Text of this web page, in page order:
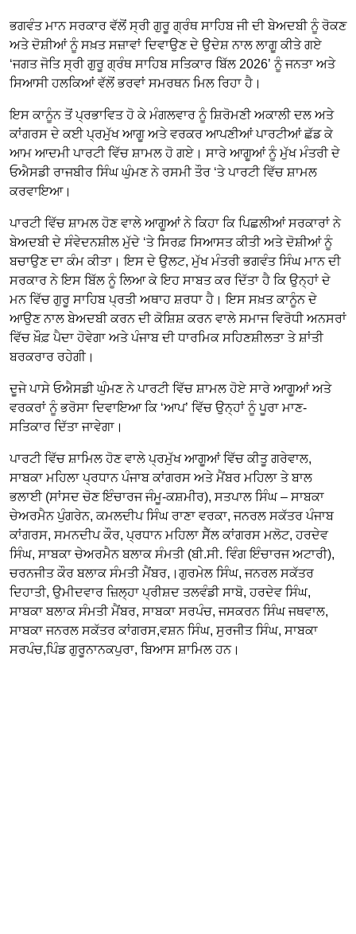
ਭਗਵੰਤ ਮਾਨ ਸਰਕਾਰ ਵੱਲੋਂ ਸ੍ਰੀ ਗੁਰੂ ਗ੍ਰੰਥ ਸਾਹਿਬ ਜੀ ਦੀ ਬੇਅਦਬੀ ਨੂੰ ਰੋਕਣ
ਅਤੇ ਦੋਸ਼ੀਆਂ ਨੂੰ ਸਖ਼ਤ ਸਜ਼ਾਵਾਂ ਦਿਵਾਉਣ ਦੇ ਉਦੇਸ਼ ਨਾਲ ਲਾਗੂ ਕੀਤੇ ਗਏ
‘ਜਗਤ ਜੋਤਿ ਸ੍ਰੀ ਗੁਰੂ ਗ੍ਰੰਥ ਸਾਹਿਬ ਸਤਿਕਾਰ ਬਿੱਲ 2026’ ਨੂੰ ਜਨਤਾ ਅਤੇ
ਸਿਆਸੀ ਹਲਕਿਆਂ ਵੱਲੋਂ ਭਰਵਾਂ ਸਮਰਥਨ ਮਿਲ ਰਿਹਾ ਹੈ।
ਇਸ ਕਾਨੂੰਨ ਤੋਂ ਪ੍ਰਭਾਵਿਤ ਹੋ ਕੇ ਮੰਗਲਵਾਰ ਨੂੰ ਸ਼ਿਰੋਮਣੀ ਅਕਾਲੀ ਦਲ ਅਤੇ
ਕਾਂਗਰਸ ਦੇ ਕਈ ਪ੍ਰਮੁੱਖ ਆਗੂ ਅਤੇ ਵਰਕਰ ਆਪਣੀਆਂ ਪਾਰਟੀਆਂ ਛੱਡ ਕੇ
ਆਮ ਆਦਮੀ ਪਾਰਟੀ ਵਿੱਚ ਸ਼ਾਮਲ ਹੋ ਗਏ। ਸਾਰੇ ਆਗੂਆਂ ਨੂੰ ਮੁੱਖ ਮੰਤਰੀ ਦੇ
ਓਐਸਡੀ ਰਾਜਬੀਰ ਸਿੰਘ ਘੁੰਮਣ ਨੇ ਰਸਮੀ ਤੌਰ ‘ਤੇ ਪਾਰਟੀ ਵਿੱਚ ਸ਼ਾਮਲ
ਕਰਵਾਇਆ।
ਪਾਰਟੀ ਵਿੱਚ ਸ਼ਾਮਲ ਹੋਣ ਵਾਲੇ ਆਗੂਆਂ ਨੇ ਕਿਹਾ ਕਿ ਪਿਛਲੀਆਂ ਸਰਕਾਰਾਂ ਨੇ
ਬੇਅਦਬੀ ਦੇ ਸੰਵੇਦਨਸ਼ੀਲ ਮੁੱਦੇ ‘ਤੇ ਸਿਰਫ਼ ਸਿਆਸਤ ਕੀਤੀ ਅਤੇ ਦੋਸ਼ੀਆਂ ਨੂੰ
ਬਚਾਉਣ ਦਾ ਕੰਮ ਕੀਤਾ। ਇਸ ਦੇ ਉਲਟ, ਮੁੱਖ ਮੰਤਰੀ ਭਗਵੰਤ ਸਿੰਘ ਮਾਨ ਦੀ
ਸਰਕਾਰ ਨੇ ਇਸ ਬਿੱਲ ਨੂੰ ਲਿਆ ਕੇ ਇਹ ਸਾਬਤ ਕਰ ਦਿੱਤਾ ਹੈ ਕਿ ਉਨ੍ਹਾਂ ਦੇ
ਮਨ ਵਿੱਚ ਗੁਰੂ ਸਾਹਿਬ ਪ੍ਰਤੀ ਅਥਾਹ ਸ਼ਰਧਾ ਹੈ। ਇਸ ਸਖ਼ਤ ਕਾਨੂੰਨ ਦੇ
ਆਉਣ ਨਾਲ ਬੇਅਦਬੀ ਕਰਨ ਦੀ ਕੋਸ਼ਿਸ਼ ਕਰਨ ਵਾਲੇ ਸਮਾਜ ਵਿਰੋਧੀ ਅਨਸਰਾਂ
ਵਿੱਚ ਖ਼ੌਫ਼ ਪੈਦਾ ਹੋਵੇਗਾ ਅਤੇ ਪੰਜਾਬ ਦੀ ਧਾਰਮਿਕ ਸਹਿਣਸ਼ੀਲਤਾ ਤੇ ਸ਼ਾਂਤੀ
ਬਰਕਰਾਰ ਰਹੇਗੀ।
ਦੂਜੇ ਪਾਸੇ ਓਐਸਡੀ ਘੁੰਮਣ ਨੇ ਪਾਰਟੀ ਵਿੱਚ ਸ਼ਾਮਲ ਹੋਏ ਸਾਰੇ ਆਗੂਆਂ ਅਤੇ
ਵਰਕਰਾਂ ਨੂੰ ਭਰੋਸਾ ਦਿਵਾਇਆ ਕਿ ‘ਆਪ’ ਵਿੱਚ ਉਨ੍ਹਾਂ ਨੂੰ ਪੂਰਾ ਮਾਣ-
ਸਤਿਕਾਰ ਦਿੱਤਾ ਜਾਵੇਗਾ।
ਪਾਰਟੀ ਵਿੱਚ ਸ਼ਾਮਿਲ ਹੋਣ ਵਾਲੇ ਪ੍ਰਮੁੱਖ ਆਗੂਆਂ ਵਿੱਚ ਕੀਤੂ ਗਰੇਵਾਲ,
ਸਾਬਕਾ ਮਹਿਲਾ ਪ੍ਰਧਾਨ ਪੰਜਾਬ ਕਾਂਗਰਸ ਅਤੇ ਮੈਂਬਰ ਮਹਿਲਾ ਤੇ ਬਾਲ
ਭਲਾਈ (ਸਾਂਸਦ ਚੋਣ ਇੰਚਾਰਜ ਜੰਮੂ-ਕਸ਼ਮੀਰ), ਸਤਪਾਲ ਸਿੰਘ – ਸਾਬਕਾ
ਚੇਅਰਮੈਨ ਪੁੰਗਰੇਨ, ਕਮਲਦੀਪ ਸਿੰਘ ਰਾਣਾ ਵਰਕਾ, ਜਨਰਲ ਸਕੱਤਰ ਪੰਜਾਬ
ਕਾਂਗਰਸ, ਸਮਨਦੀਪ ਕੌਰ, ਪ੍ਰਧਾਨ ਮਹਿਲਾ ਸੈੱਲ ਕਾਂਗਰਸ ਮਲੋਟ, ਹਰਦੇਵ
ਸਿੰਘ, ਸਾਬਕਾ ਚੇਅਰਮੈਨ ਬਲਾਕ ਸੰਮਤੀ (ਬੀ.ਸੀ. ਵਿੰਗ ਇੰਚਾਰਜ ਅਟਾਰੀ),
ਚਰਨਜੀਤ ਕੌਰ ਬਲਾਕ ਸੰਮਤੀ ਮੈਂਬਰ,।ਗੁਰਮੇਲ ਸਿੰਘ, ਜਨਰਲ ਸਕੱਤਰ
ਦਿਹਾਤੀ, ਉਮੀਦਵਾਰ ਜ਼ਿਲ੍ਹਾ ਪ੍ਰੀਸ਼ਦ ਤਲਵੰਡੀ ਸਾਬੋ, ਹਰਦੇਵ ਸਿੰਘ,
ਸਾਬਕਾ ਬਲਾਕ ਸੰਮਤੀ ਮੈਂਬਰ, ਸਾਬਕਾ ਸਰਪੰਚ, ਜਸਕਰਨ ਸਿੰਘ ਜਥਵਾਲ,
ਸਾਬਕਾ ਜਨਰਲ ਸਕੱਤਰ ਕਾਂਗਰਸ,ਵਸ਼ਨ ਸਿੰਘ, ਸੁਰਜੀਤ ਸਿੰਘ, ਸਾਬਕਾ
ਸਰਪੰਚ,ਪਿੰਡ ਗੁਰੂਨਾਨਕਪੁਰਾ, ਬਿਆਸ ਸ਼ਾਮਿਲ ਹਨ।